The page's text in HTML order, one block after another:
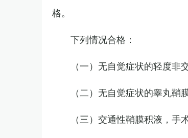
格。
下列情况合格：
（一）无自觉症状的轻度
（二）无自觉症状的睾丸
（三）交通性鞘膜积液，手